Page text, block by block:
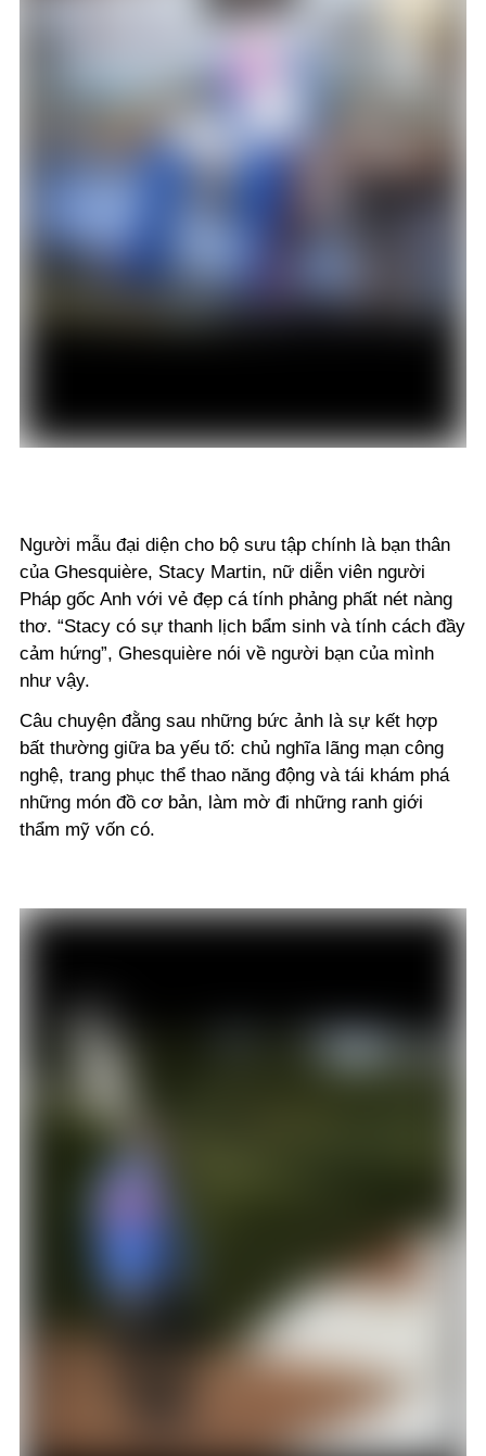
Người mẫu đại diện cho bộ sưu tập chính là bạn thân
của Ghesquière, Stacy Martin, nữ diễn viên người
Pháp gốc Anh với vẻ đẹp cá tính phảng phất nét nàng
thơ. “Stacy có sự thanh lịch bẩm sinh và tính cách đầy
cảm hứng”, Ghesquière nói về người bạn của mình
như vậy.
Câu chuyện đằng sau những bức ảnh là sự kết hợp
bất thường giữa ba yếu tố: chủ nghĩa lãng mạn công
nghệ, trang phục thể thao năng động và tái khám phá
những món đồ cơ bản, làm mờ đi những ranh giới
thẩm mỹ vốn có.